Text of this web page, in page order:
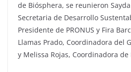
de Biósphera, se reunieron
Secretaria de Desarrollo
Presidente de PRONUS y Fira
Llamas Prado, Coordinadora del
y Melissa Rojas, Coordinadora de